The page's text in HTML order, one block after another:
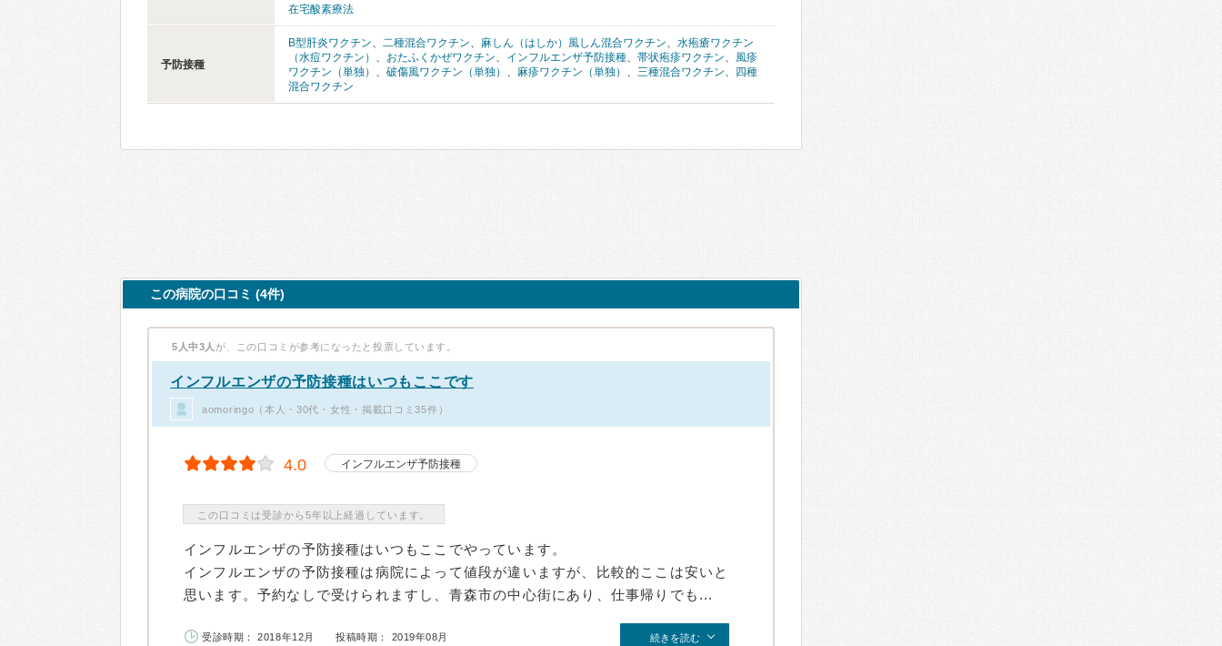
在宅酸素療法
予防接種
B型肝炎ワクチン、 二種混合ワクチン、 麻しん（はしか）風しん混合ワクチン、 水疱瘡ワクチン
（水痘ワクチン） 、 おたふくかぜワクチン、 インフルエンザ予防接種、 帯状疱疹ワクチン、 風疹
ワクチン（単独） 、 破傷風ワクチン（単独） 、 麻疹ワクチン（単独） 、 三種混合ワクチン、
四種
混合ワクチン
この病院の口コミ (4件)
5人中3人 が、この口コミが参考になったと投票しています。
インフルエンザの予防接種はいつもここです
aomoringo（本人・30代・女性・掲載口コミ35件）
4.0 インフルエンザ予防接種
この口コミは受診から5年以上経過しています。
インフルエンザの予防接種はいつもここでやっています。
インフルエンザの予防接種は病院によって値段が違いますが、比較的ここは安いと
思います。予約なしで受けられますし、青森市の中心街にあり、仕事帰りでも...
受診時期： 2018年12月 投稿時期： 2019年08月 続きを読む